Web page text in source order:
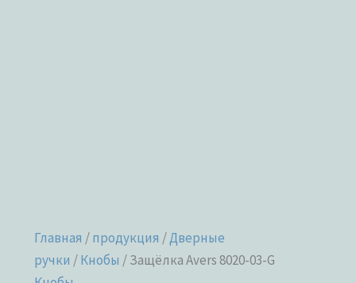
Главная /продукция /Дверные
ручки /Кнобы / Защёлка Avers 8020-03-G